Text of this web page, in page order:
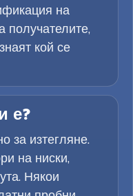
на
получателите,
кой се
е?
за изтегляне.
на ниски,
Някои